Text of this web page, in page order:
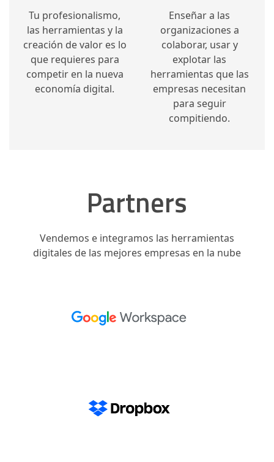
Tu profesionalismo,
las herramientas y la
creación de valor es lo
que requieres para
competir en la nueva
economía digital.
Enseñar a las
organizaciones a
colaborar, usar y
explotar las
herramientas que las
empresas necesitan
para seguir
compitiendo.
Partners
Vendemos e integramos las herramientas
digitales de las mejores empresas en la nube